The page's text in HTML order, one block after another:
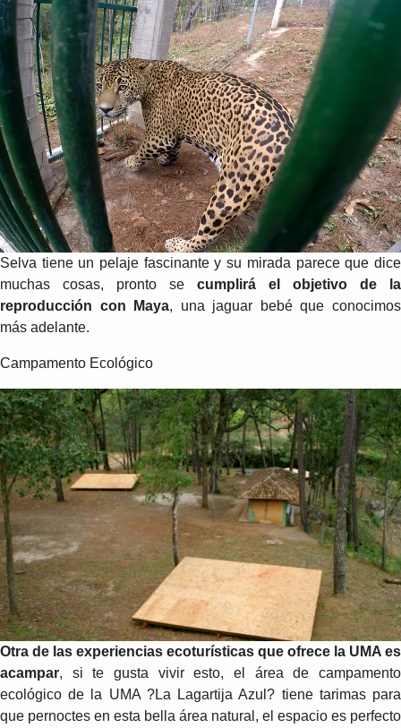
Selva tiene un pelaje fascinante y su mirada parece que dice
muchas cosas, pronto se cumplirá el objetivo de la
reproducción con Maya, una jaguar bebé que conocimos
más adelante.
Campamento Ecológico
Otra de las experiencias ecoturísticas que ofrece la UMA es
acampar, si te gusta vivir esto, el área de campamento
ecológico de la UMA ?La Lagartija Azul? tiene tarimas para
que pernoctes en esta bella área natural, el espacio es perfecto